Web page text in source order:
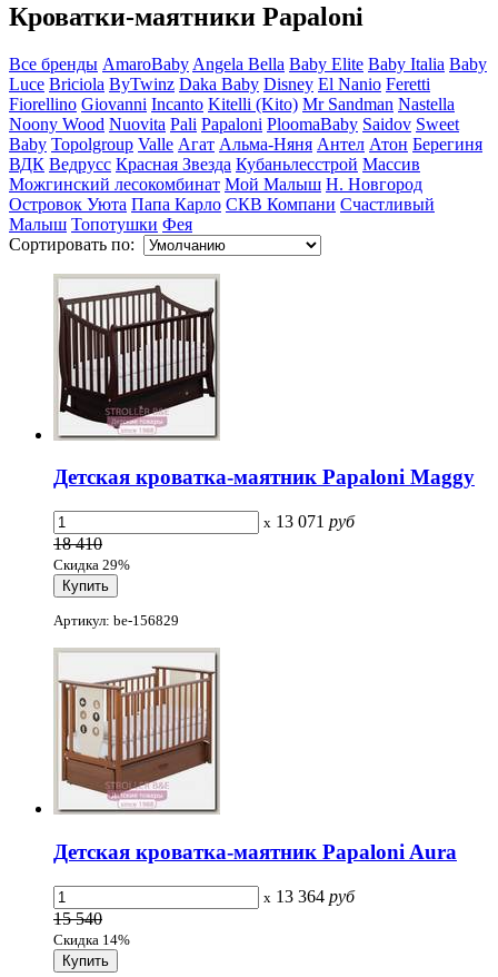
Кроватки-маятники Papaloni
Все бренды AmaroBaby Angela Bella Baby Elite Baby Italia Baby
Luce Briciola ByTwinz Daka Baby Disney El Nanio Feretti
Fiorellino Giovanni Incanto Kitelli (Kito) Mr Sandman Nastella
Noony Wood Nuovita Pali Papaloni PloomaBaby Saidov Sweet
Baby Topolgroup Valle Агат Альма-Няня Антел Атон Берегиня
ВДК Ведрусс Красная Звезда Кубаньлесстрой Массив
Можгинский лесокомбинат Мой Малыш Н. Новгород
Островок Уюта Папа Карло СКВ Компани Счастливый
Малыш Топотушки Фея
Сортировать по:
Детская кроватка-маятник Papaloni Maggy
x 13 071 руб
18 410
Скидка 29%
Артикул: be-156829
Детская кроватка-маятник Papaloni Aura
x 13 364 руб
15 540
Скидка 14%